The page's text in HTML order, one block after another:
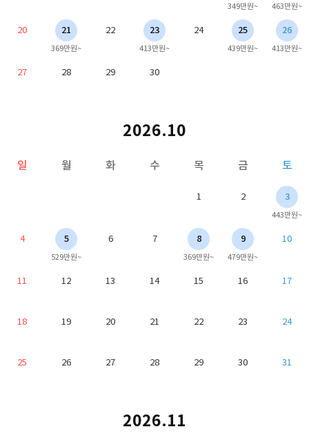
349만원~ 463만원~
20 21
369만원~
22 23
413만원~
24 25
439만원~
26
413만원~
27 28 29 30
2026.10
일 월 화 수 목 금 토
1 2 3
443만원~
4 5
529만원~
6 7 8
369만원~
9
479만원~
10
11 12 13 14 15 16 17
18 19 20 21 22 23 24
25 26 27 28 29 30 31
2026.11